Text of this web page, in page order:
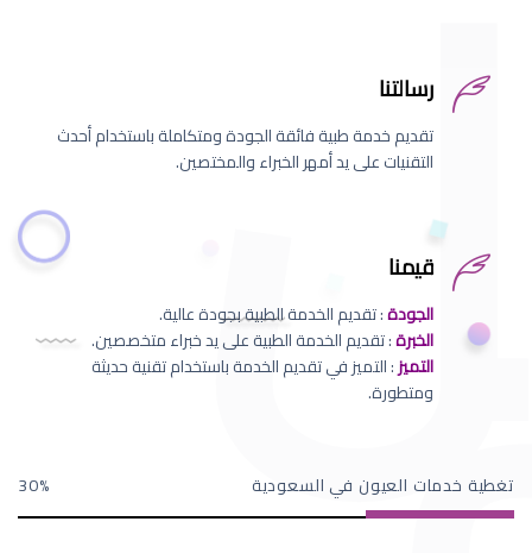
رسالتنا
تقديم خدمة طبية فائقة الجودة ومتكاملة باستخدام أحدث
التقنيات على يد أمهر الخبراء والمختصين.
قيمنا
الجودة: تقديم الخدمة الطبية بجودة عالية.
الخبرة: تقديم الخدمة الطبية على يد خبراء متخصصين.
التميز: التميز في تقديم الخدمة باستخدام تقنية حديثة
ومتطورة.
تغطية خدمات العيون في السعودية 30